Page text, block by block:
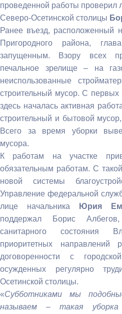
проведенной работы проверил
Северо-Осетинской столицы
Ранее въезд, расположенный
Пригородного района,
запущенным. Взору всех
печальное зрелище – на
неиспользованные
строительный мусор. С
здесь началась активная
строительный и бытовой
Всего за время уборки
мусора.
К работам на участке
обязательным работам. С
новой системы
Управление федеральной
лице начальника
Юрия
поддержал Борис
санитарного состояния
приоритетных
договоренности с
осужденных регулярно
Осетинской столицы.
«Субботниками мы
называем – такая уборка